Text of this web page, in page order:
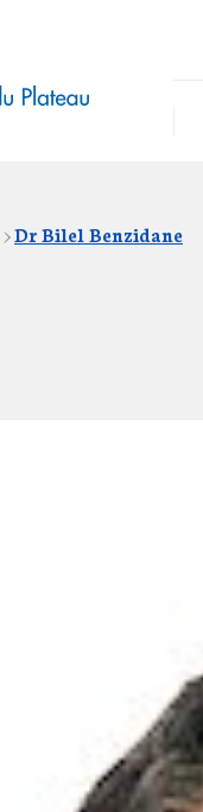
>Dr Bilel Benzidane